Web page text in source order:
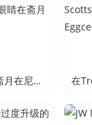
在斋月期间，在斋月在尼罗广场的四季酒店的眼睛在斋月期间的节奏